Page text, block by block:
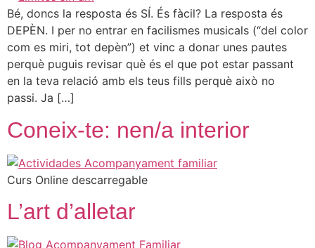
Bé, doncs la resposta és SÍ. És fàcil? La resposta és
DEPÈN. I per no entrar en facilismes musicals (“del color
com es miri, tot depèn”) et vinc a donar unes pautes
perquè puguis revisar què és el que pot estar passant
en la teva relació amb els teus fills perquè això no
passi. Ja […]
Coneix-te: nen/a interior
Curs Online descarregable
L’art d’alletar